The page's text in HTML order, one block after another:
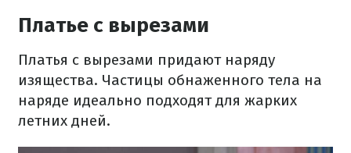
Платье с вырезами
Платья с вырезами придают наряду
изящества. Частицы обнаженного тела на
наряде идеально подходят для жарких
летних дней.